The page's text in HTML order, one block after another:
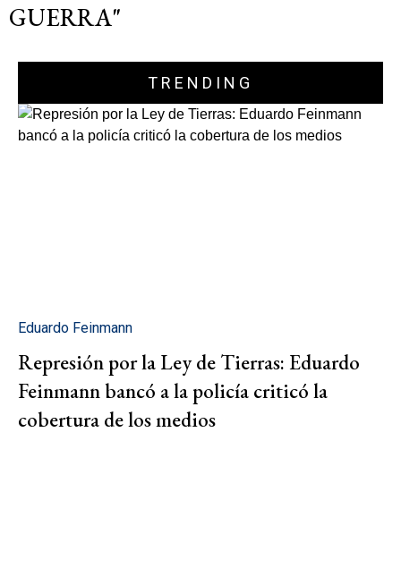
GUERRA"
TRENDING
Eduardo Feinmann
Represión por la Ley de Tierras: Eduardo
Feinmann bancó a la policía criticó la
cobertura de los medios